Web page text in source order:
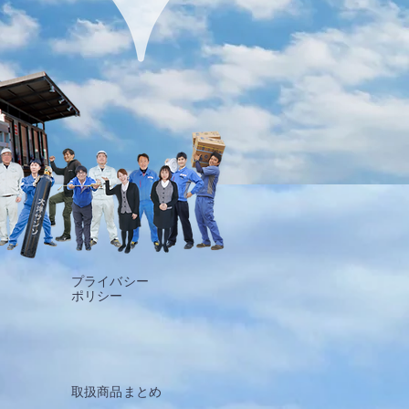
プライバシー
​ポリシー
取扱商品まとめ